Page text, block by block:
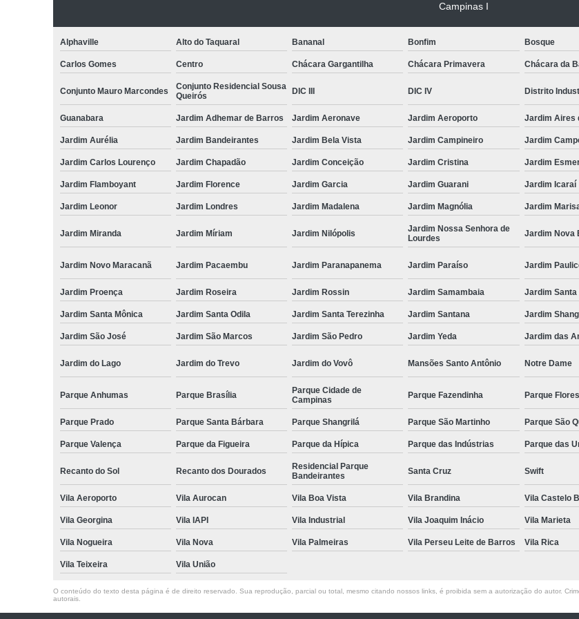
Campinas I
Alphaville Alto do Taquaral Bananal Bonfim Bosque
Carlos Gomes Centro Chácara Gargantilha Chácara Primavera Chácara da
Conjunto Mauro Marcondes
Conjunto Residencial Sousa
Queirós
DIC III DIC IV Distrito
Guanabara Jardim Adhemar de Barros Jardim Aeronave Jardim Aeroporto Jardim Aires
Jardim Aurélia Jardim Bandeirantes Jardim Bela Vista Jardim Campineiro Jardim
Jardim Carlos Lourenço Jardim Chapadão Jardim Conceição Jardim Cristina Jardim
Jardim Flamboyant Jardim Florence Jardim Garcia Jardim Guarani Jardim Icaraí
Jardim Leonor Jardim Londres Jardim Madalena Jardim Magnólia Jardim
Jardim Miranda Jardim Míriam Jardim Nilópolis
Jardim Nossa Senhora de
Lourdes
Jardim Nova
Jardim Novo Maracanã Jardim Pacaembu Jardim Paranapanema Jardim Paraíso Jardim
Jardim Proença Jardim Roseira Jardim Rossin Jardim Samambaia Jardim Santa
Jardim Santa Mônica Jardim Santa Odila Jardim Santa Terezinha Jardim Santana Jardim
Jardim São José Jardim São Marcos Jardim São Pedro Jardim Yeda Jardim das
Jardim do Lago Jardim do Trevo Jardim do Vovô Mansões Santo Antônio Notre Dame
Parque Anhumas Parque Brasília
Parque Cidade de
Campinas
Parque Fazendinha Parque
Parque Prado Parque Santa Bárbara Parque Shangrilá Parque São Martinho Parque São
Parque Valença Parque da Figueira Parque da Hípica Parque das Indústrias Parque das
Recanto do Sol Recanto dos Dourados
Residencial Parque
Bandeirantes
Santa Cruz Swift
Vila Aeroporto Vila Aurocan Vila Boa Vista Vila Brandina Vila Castelo
Vila Georgina Vila IAPI Vila Industrial Vila Joaquim Inácio Vila Marieta
Vila Nogueira Vila Nova Vila Palmeiras Vila Perseu Leite de Barros Vila Rica
Vila Teixeira Vila União
O conteúdo do texto desta página é de direito reservado. Sua reprodução, parcial ou total, mesmo citando nossos links, é proibida sem a autorização do autor.
autorais